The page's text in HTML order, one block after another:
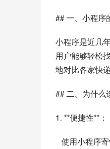
## 一、小程序
小程序是近几
用户能够轻松
地对比各家快
## 二、为什么
1. **便捷性**：